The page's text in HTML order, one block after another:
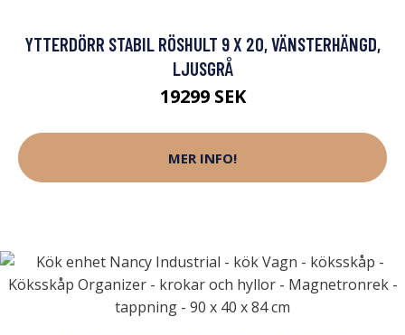
YTTERDÖRR STABIL RÖSHULT 9 X 20, VÄNSTERHÄNGD,
LJUSGRÅ
19299 SEK
MER INFO!